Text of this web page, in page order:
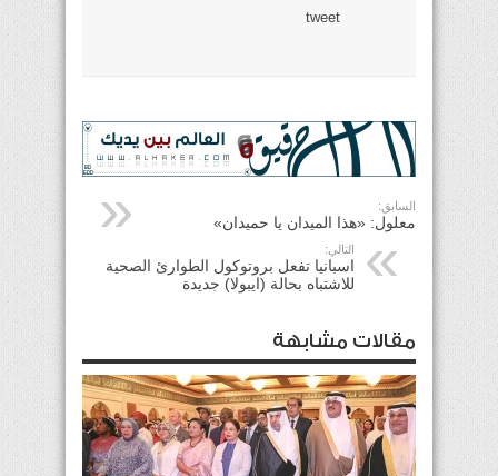
tweet
السابق:
معلول: «هذا الميدان يا حميدان»
التالي:
اسبانيا تفعل بروتوكول الطوارئ الصحية
للاشتباه بحالة (ايبولا) جديدة
مقالات مشابهة